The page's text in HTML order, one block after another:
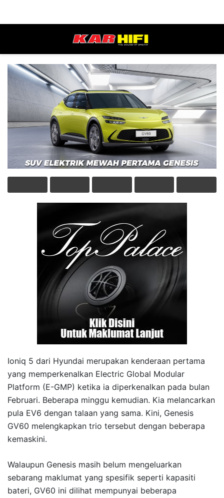
Ioniq 5 dari Hyundai merupakan kenderaan pertama
yang memperkenalkan Electric Global Modular
Platform (E-GMP) ketika ia diperkenalkan pada bulan
Februari. Beberapa minggu kemudian. Kia melancarkan
pula EV6 dengan talaan yang sama. Kini, Genesis
GV60 melengkapkan trio tersebut dengan beberapa
kemaskini.
Walaupun Genesis masih belum mengeluarkan
sebarang maklumat yang spesifik seperti kapasiti
bateri, GV60 ini dilihat mempunyai beberapa